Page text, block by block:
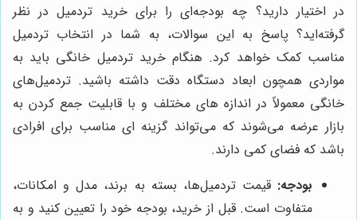
در اختیار دارید؟ چه بودجه‌ای را برای خرید تردمیل در نظر
گرفته‌اید؟ پاسخ به این سوالات، به شما در انتخاب تردمیل
مناسب کمک خواهد کرد. هنگام خرید تردمیل خانگی باید به
مواردی همچون ابعاد دستگاه دقت داشته باشید. تردمیل‌های
خانگی معمولاً در اندازه های مختلف و با قابلیت جمع کردن به
بازار عرضه می‌شوند که می‌تواند گزینه ای مناسب برای افرادی
باشد که فضای کمی دارند.
بودجه: قیمت تردمیل‌ها، بسته به برند، مدل و امکانات،
متفاوت است. قبل از خرید، بودجه خود را تعیین کنید و به